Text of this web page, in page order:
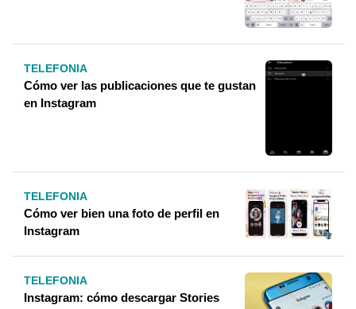
TELEFONIA
Cómo ver las publicaciones que te gustan
en Instagram
TELEFONIA
Cómo ver bien una foto de perfil en
Instagram
TELEFONIA
Instagram: cómo descargar Stories